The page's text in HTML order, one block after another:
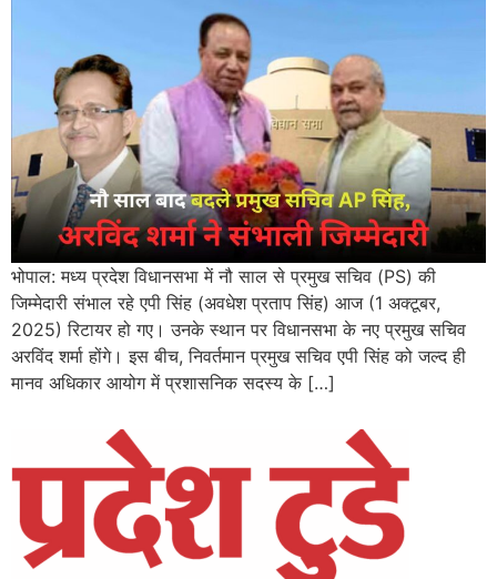
भोपाल: मध्य प्रदेश विधानसभा में नौ साल से प्रमुख सचिव (PS) की
जिम्मेदारी संभाल रहे एपी सिंह (अवधेश प्रताप सिंह) आज (1 अक्टूबर,
2025) रिटायर हो गए। उनके स्थान पर विधानसभा के नए प्रमुख सचिव
अरविंद शर्मा होंगे। इस बीच, निवर्तमान प्रमुख सचिव एपी सिंह को जल्द ही
मानव अधिकार आयोग में प्रशासनिक सदस्य के […]